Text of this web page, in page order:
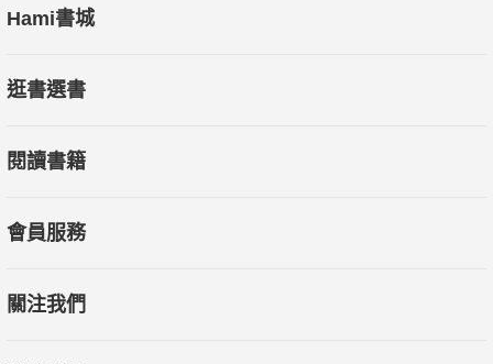
Hami書城
逛書選書
閱讀書籍
會員服務
關注我們